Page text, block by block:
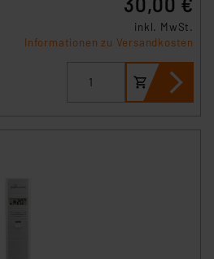
inkl. MwSt.
Informationen zu Versandkosten